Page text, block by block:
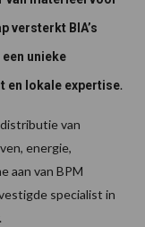
versterkt BIA’s
unieke
en lokale expertise.
van
energie,
aan van BPM
specialist in